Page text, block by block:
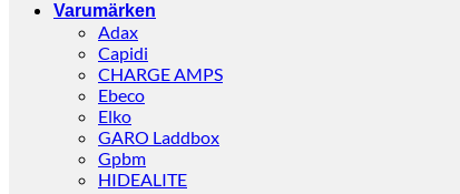
Varumärken
Adax
Capidi
CHARGE AMPS
Ebeco
Elko
GARO Laddbox
Gpbm
HIDEALITE